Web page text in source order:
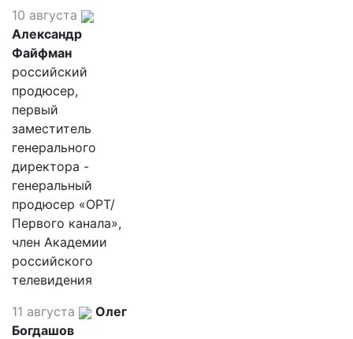
10 августа
Александр
Файфман
российский
продюсер,
первый
заместитель
генерального
директора -
генеральный
продюсер «ОРТ/
Первого канала»,
член Академии
российского
телевидения
11 августа
Олег
Богдашов